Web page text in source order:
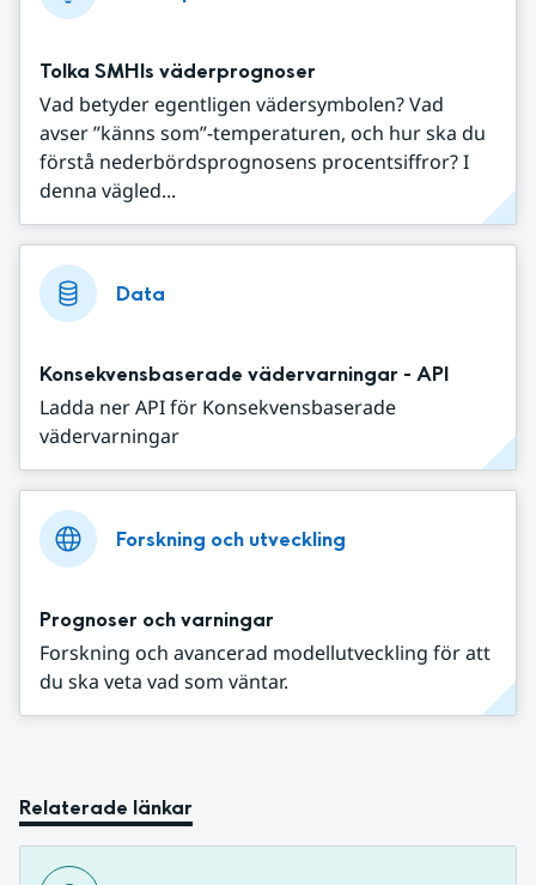
Tolka SMHIs väderprognoser
Vad betyder egentligen vädersymbolen? Vad
avser ”känns som”-temperaturen, och hur ska du
förstå nederbördsprognosens procentsiffror? I
denna vägled...
Data
Konsekvensbaserade vädervarningar - API
Ladda ner API för Konsekvensbaserade
vädervarningar
Forskning och utveckling
Prognoser och varningar
Forskning och avancerad modellutveckling för att
du ska veta vad som väntar.
Relaterade länkar